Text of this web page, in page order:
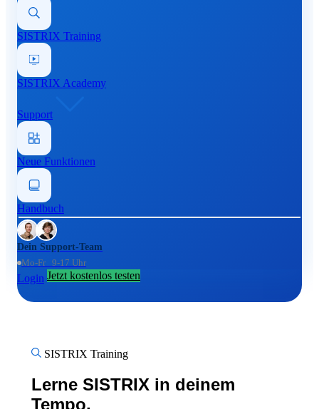
SISTRIX Training
SISTRIX Academy
Support
Neue Funktionen
Handbuch
Dein Support-Team
Mo-Fr 9-17 Uhr
Login Jetzt kostenlos testen
SISTRIX Training
Lerne SISTRIX in deinem
Tempo.